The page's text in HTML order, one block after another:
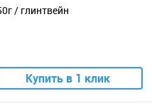
/ глинтвейн
Купить в 1 клик